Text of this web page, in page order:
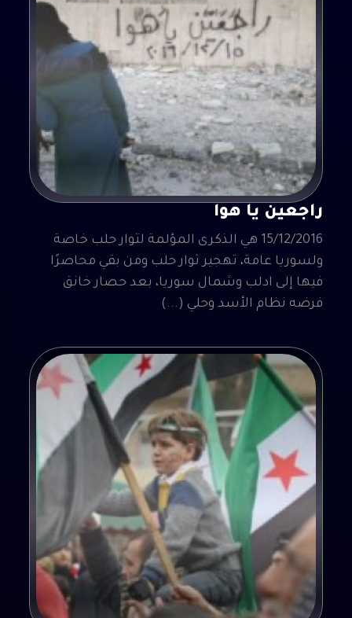
راجعين يا هوا
15/12/2016 هي الذكرى المؤلمة لثوار حلب خاصة
ولسوريا عامة، تهجير ثوار حلب ومن بقي محاصرًا
فيها إلى ادلب وشمال سوريا، بعد حصار خانق
فرضه نظام الأسد وحلي (...)